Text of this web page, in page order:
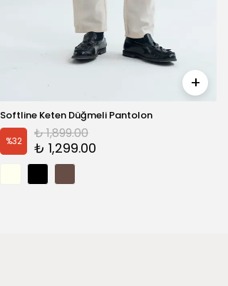
Softline Keten Düğmeli Pantolon
%32 ₺ 1,899.00
₺ 1,299.00